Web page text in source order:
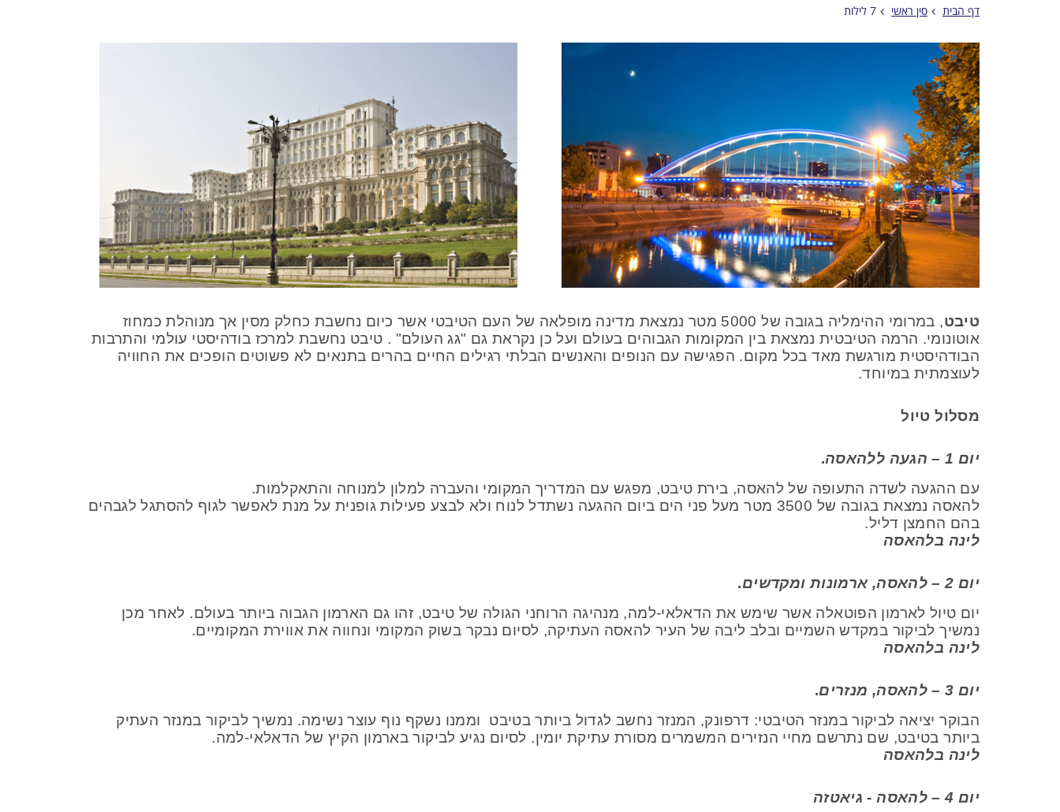
דף הבית סין ראשי 7 לילות
טיבט
, במרומי ההימליה בגובה של 5000 מטר נמצאת מדינה מופלאה של העם הטיבטי אשר כיום נחשבת כחלק מסין אך מנוהלת כמחוז
אוטונומי. הרמה הטיבטית נמצאת בין המקומות הגבוהים בעולם ועל כן נקראת גם "גג העולם" . טיבט נחשבת למרכז בודהיסטי עולמי והתרבות
הבודהיסטית מורגשת מאד בכל מקום. הפגישה עם הנופים והאנשים הבלתי רגילים החיים בהרים בתנאים לא פשוטים הופכים את החוויה
לעוצמתית במיוחד.
מסלול טיול
יום 1 – הגעה ללהאסה
.
עם ההגעה לשדה התעופה של להאסה, בירת טיבט, מפגש עם המדריך המקומי והעברה למלון למנוחה והתאקלמות.
להאסה נמצאת בגובה של 3500 מטר מעל פני הים ביום ההגעה נשתדל לנוח ולא לבצע פעילות גופנית על מנת לאפשר לגוף להסתגל לגבהים
בהם החמצן דליל.
לינה בלהאסה
יום 2 – להאסה, ארמונות ומקדשים
.
יום טיול לארמון הפוטאלה אשר שימש את הדאלאי-למה, מנהיגה הרוחני הגולה של טיבט, זהו גם הארמון הגבוה ביותר בעולם. לאחר מכן
נמשיך לביקור במקדש השמיים ובלב ליבה של העיר להאסה העתיקה, לסיום נבקר בשוק המקומי ונחווה את אווירת המקומיים.
לינה בלהאסה
יום 3 – להאסה, מנזרים
.
הבוקר יציאה לביקור במנזר הטיבטי: דרפונק, המנזר נחשב לגדול ביותר בטיבט וממנו נשקף נוף עוצר נשימה. נמשיך לביקור במנזר העתיק
ביותר בטיבט, שם נתרשם מחיי הנזירים המשמרים מסורת עתיקת יומין. לסיום נגיע לביקור בארמון הקיץ של הדאלאי-למה.
לינה בלהאסה
יום 4 – להאסה - גיאטזה